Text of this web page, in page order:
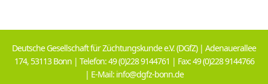
Deutsche Gesellschaft für Züchtungskunde e.V. (DGfZ) | Adenauerallee
174, 53113 Bonn | Telefon: 49 (0)228 9144761 | Fax: 49 (0)228 9144766
| E-Mail: info@dgfz-bonn.de